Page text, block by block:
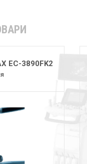
EC-3890FK2